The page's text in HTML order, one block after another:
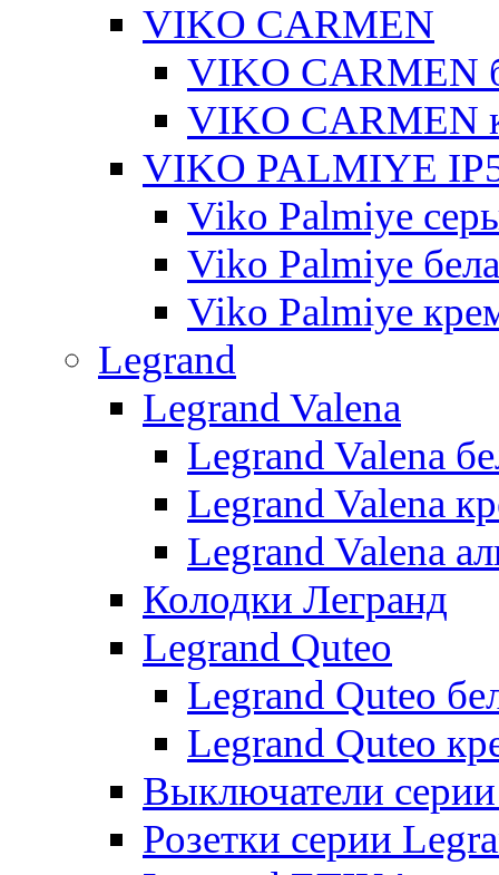
VIKO CARMEN
VIKO CARMEN
VIKO CARMEN
VIKO PALMIYE
Viko Palmiye
Viko Palmiye
Viko Palmiye
Legrand
Legrand Valena
Legrand Valena
Legrand Valena
Legrand Valena
Колодки Легранд
Legrand Quteo
Legrand Quteo
Legrand Quteo
Выключатели
Розетки серии